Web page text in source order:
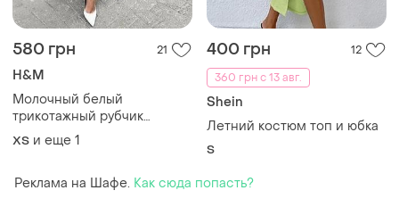
580 грн 21
H&M
Молочный белый
трикотажный рубчик
юбический костюм с юбкой
вискоза р. s h&amp;m
костюм
ХS и еще 1
400 грн
12
360 грн с 13 авг.
Shein
Летний костюм топ и юбка
S
Реклама на Шафе. Как сюда попасть?